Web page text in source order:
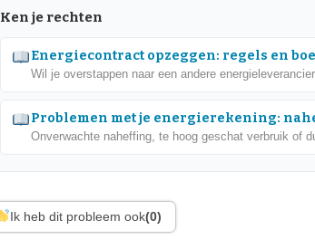
Ken je rechten
Energiecontract opzeggen: regels en
Wil je overstappen naar een andere
Problemen met je energierekening:
Onverwachte naheffing, te hoog geschat verbruik of
Ik heb dit probleem ook(0)